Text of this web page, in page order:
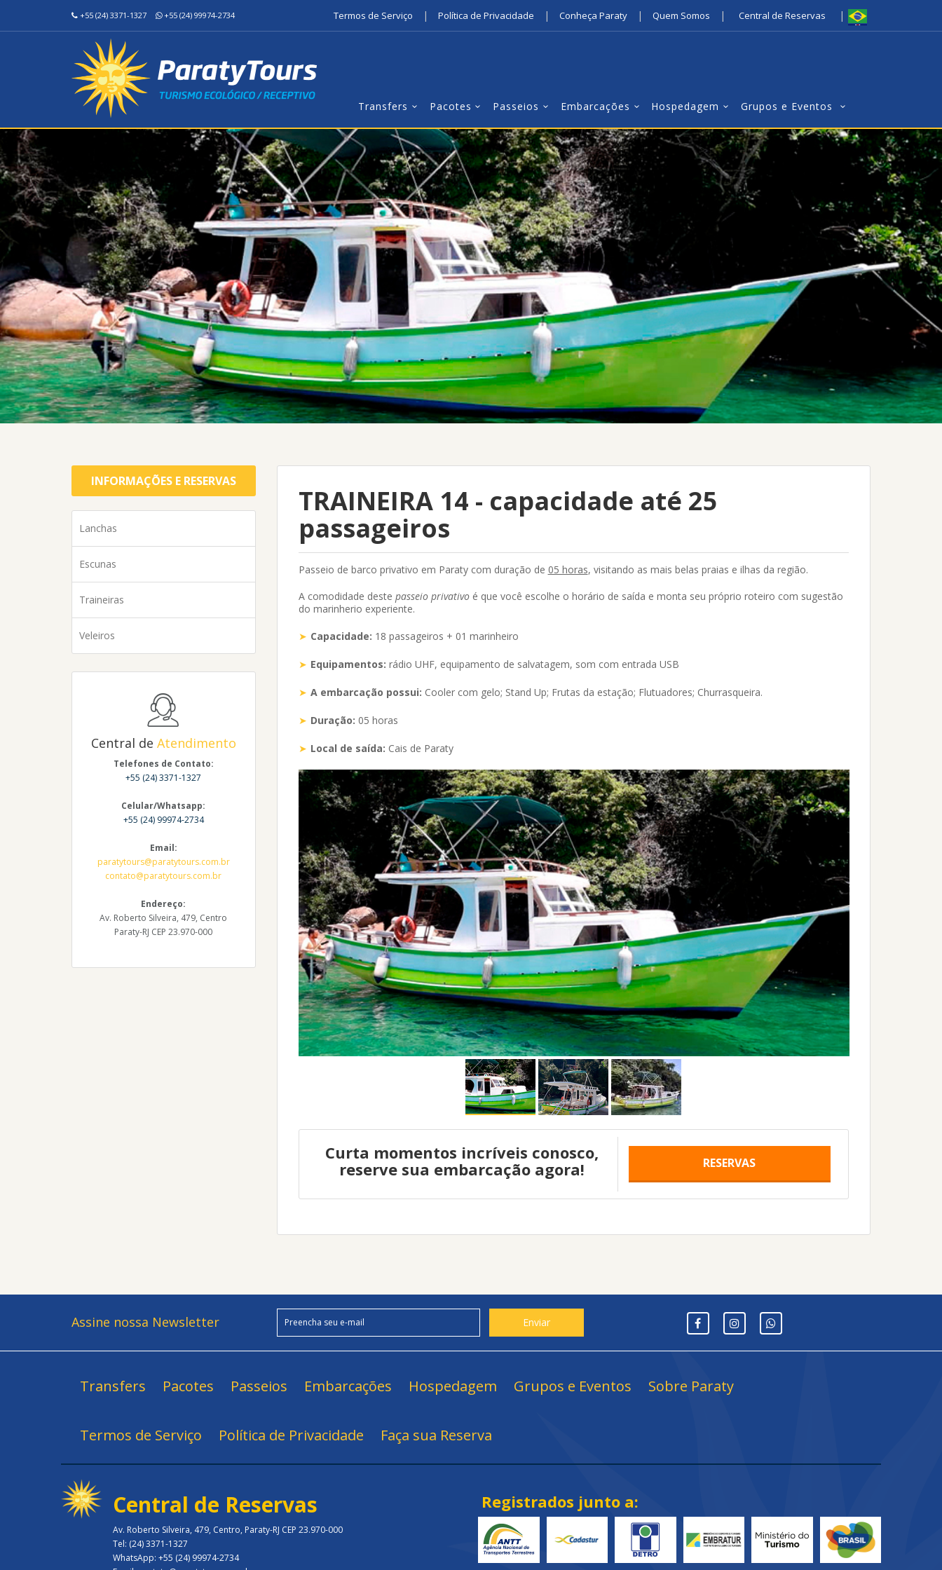
+55 (24) 3371-1327 +55 (24) 99974-2734 Termos de Serviço | Política de Privacidade | Conheça Paraty | Quem Somos | Central de Reservas |
Transfers Pacotes Passeios Embarcações Hospedagem Grupos e Eventos
INFORMAÇÕES E RESERVAS
Lanchas
Escunas
Traineiras
Veleiros
Central de Atendimento
Telefones de Contato:
+55 (24) 3371-1327
Celular/Whatsapp:
+55 (24) 99974-2734
Email:
paratytours@paratytours.com.br
contato@paratytours.com.br
Endereço:
Av. Roberto Silveira, 479, Centro
Paraty-RJ CEP 23.970-000
TRAINEIRA 14 - capacidade até 25
passageiros
Passeio de barco privativo em Paraty com duração de 05 horas, visitando as mais belas praias e ilhas da região.
A comodidade deste passeio privativoé que você escolhe o horário de saída e monta seu próprio roteiro com sugestão
do marinherio experiente.
Capacidade: 18 passageiros + 01 marinheiro
Equipamentos: rádio UHF, equipamento de salvatagem, som com entrada USB
A embarcação possui: Cooler com gelo; Stand Up; Frutas da estação; Flutuadores; Churrasqueira.
Duração: 05 horas
Local de saída: Cais de Paraty
Curta momentos incríveis conosco,
reserve sua embarcação agora!
RESERVAS
Assine nossa Newsletter
Transfers Pacotes Passeios Embarcações Hospedagem Grupos e Eventos Sobre Paraty
Termos de Serviço Política de Privacidade Faça sua Reserva
Central de Reservas
Av. Roberto Silveira, 479, Centro, Paraty-RJ CEP 23.970-000
Tel: (24) 3371-1327
WhatsApp: +55 (24) 99974-2734
Registrados junto a: